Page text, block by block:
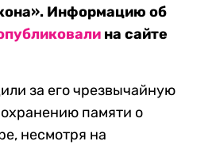
Информацию об
на сайте
за его чрезвычайную
памяти о
несмотря на